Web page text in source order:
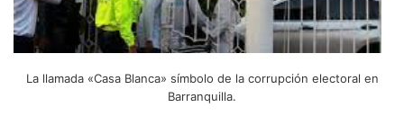
La llamada «Casa Blanca» símbolo de la corrupción electoral en
Barranquilla.